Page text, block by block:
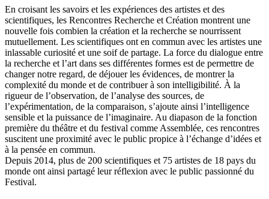
En croisant les savoirs et les expériences des artistes et des
scientifiques, les Rencontres Recherche et Création montrent une
nouvelle fois combien la création et la recherche se nourrissent
mutuellement. Les scientifiques ont en commun avec les artistes une
inlassable curiosité et une soif de partage. La force du dialogue entre
la recherche et l’art dans ses différentes formes est de permettre de
changer notre regard, de déjouer les évidences, de montrer la
complexité du monde et de contribuer à son intelligibilité. À la
rigueur de l’observation, de l’analyse des sources, de
l’expérimentation, de la comparaison, s’ajoute ainsi l’intelligence
sensible et la puissance de l’imaginaire. Au diapason de la fonction
première du théâtre et du festival comme Assemblée, ces rencontres
suscitent une proximité avec le public propice à l’échange d’idées et
à la pensée en commun.
Depuis 2014, plus de 200 scientifiques et 75 artistes de 18 pays du
monde ont ainsi partagé leur réflexion avec le public passionné du
Festival.